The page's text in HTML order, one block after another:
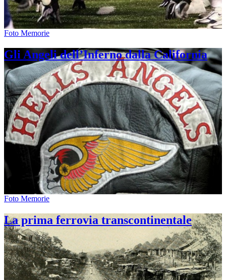
Foto Memorie
Gli Angeli dell’Inferno dalla California
Foto Memorie
La prima ferrovia transcontinentale